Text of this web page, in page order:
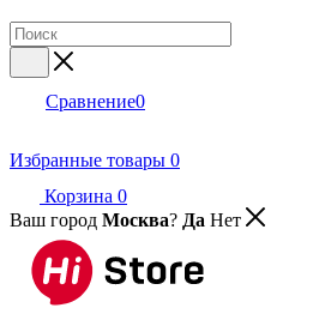
Сравнение0
Избранные товары 0
Корзина 0
Ваш город Москва? Да Нет